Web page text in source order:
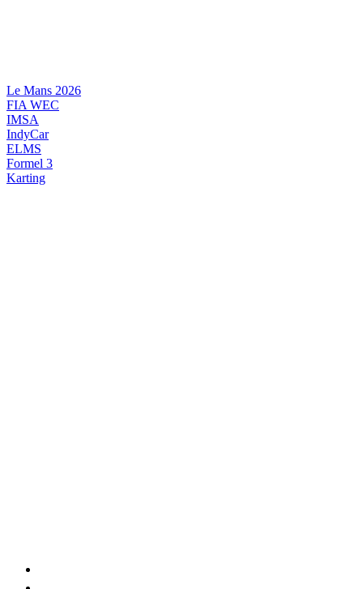
Le Mans 2026
FIA WEC
IMSA
IndyCar
ELMS
Formel 3
Karting